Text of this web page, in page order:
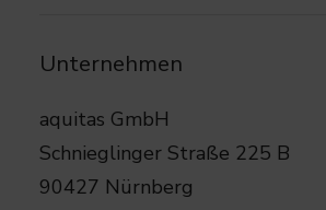
Unternehmen
aquitas GmbH
Schnieglinger Straße 225 B
90427 Nürnberg
50.000 € – 70.000 €